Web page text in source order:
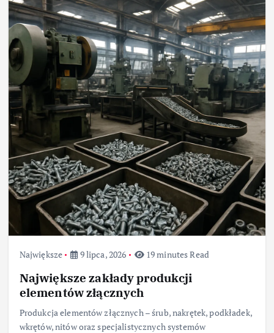
Największe 9 lipca, 2026 19 minutes Read
Największe zakłady produkcji
elementów złącznych
Produkcja elementów złącznych – śrub, nakrętek, podkładek,
wkrętów, nitów oraz specjalistycznych systemów